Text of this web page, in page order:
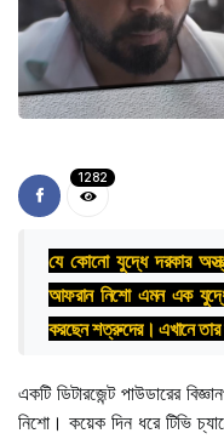
1282
যে কোনো যুদ্ধে দরকার
আফরান নিশো এমন এক
করছেন শত্রুদের। এখানে তার
একটি ডিটারজেন্ট পাউডারের
নিশো। কয়েক দিন ধরে টিভি